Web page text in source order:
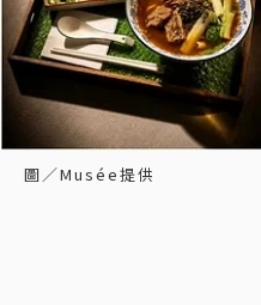
圖／Musée提供